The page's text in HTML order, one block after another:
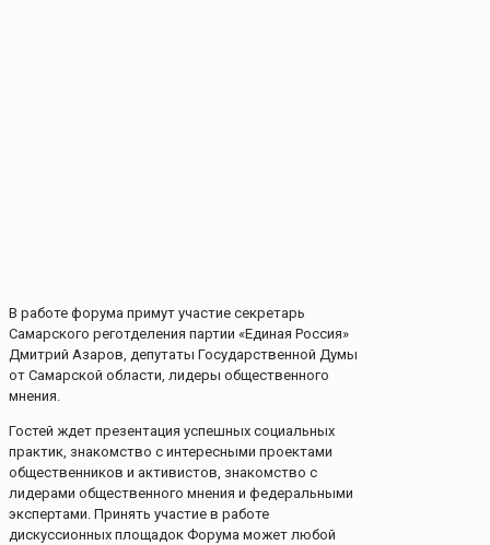
В работе форума примут участие секретарь
Самарского реготделения партии «Единая Россия»
Дмитрий Азаров, депутаты Государственной Думы
от Самарской области, лидеры общественного
мнения.
Гостей ждет презентация успешных социальных
практик, знакомство с интересными проектами
общественников и активистов, знакомство с
лидерами общественного мнения и федеральными
экспертами. Принять участие в работе
дискуссионных площадок Форума может любой